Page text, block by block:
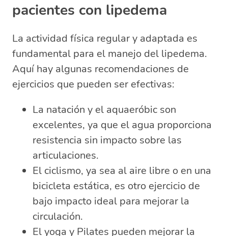
pacientes con lipedema
La actividad física regular y adaptada es
fundamental para el manejo del lipedema.
Aquí hay algunas recomendaciones de
ejercicios que pueden ser efectivas:
La natación y el aquaeróbic son
excelentes, ya que el agua proporciona
resistencia sin impacto sobre las
articulaciones.
El ciclismo, ya sea al aire libre o en una
bicicleta estática, es otro ejercicio de
bajo impacto ideal para mejorar la
circulación.
El yoga y Pilates pueden mejorar la